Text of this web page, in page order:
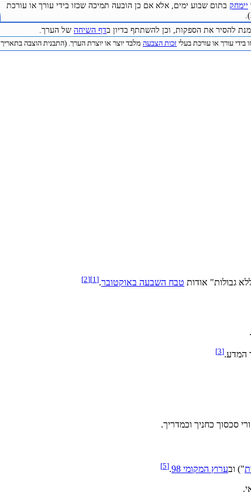
יימחק בתום שבוע ימים, אלא אם כן הובעה תמיכה שכזו בידי עורך או עורכת
להסיר את הספקות, וכן להשתתף בדיון בדף השיחה של הערך.
עורך או עורכת בעלי זכות הצבעה מלבד יוצר או יוצרת הערך. (התבנית הוצבה בתאריך 27.04.2024).
גבולות" אודות טבח השבעה באוקטובר.
[1]
[2]
.
המדע.[3]
סכסוך כחניך וכמדריך.
") ובערוץ המקומי 98 .
[5]